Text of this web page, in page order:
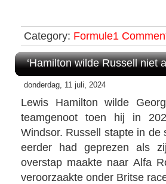
Category: Formule1
‘Hamilton wilde Russell niet
donderdag, 11 juli, 2024
Lewis Hamilton wilde
teamgenoot toen hij in
Windsor. Russell stapte in
eerder had geprezen als
overstap maakte naar Alfa
veroorzaakte onder Britse